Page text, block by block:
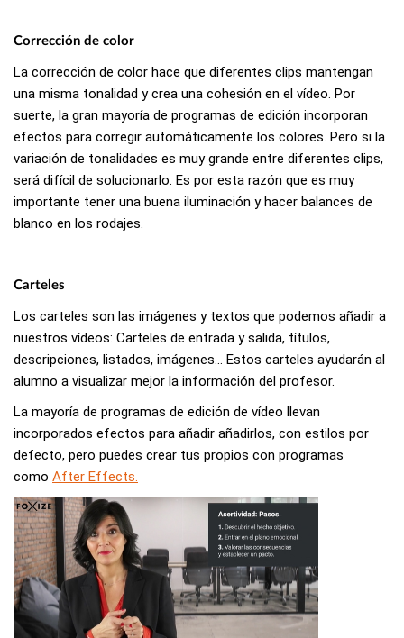
Corrección de color
La corrección de color hace que diferentes clips mantengan
una misma tonalidad y crea una cohesión en el vídeo. Por
suerte, la gran mayoría de programas de edición incorporan
efectos para corregir automáticamente los colores. Pero si la
variación de tonalidades es muy grande entre diferentes clips,
será difícil de solucionarlo. Es por esta razón que es muy
importante tener una buena iluminación y hacer balances de
blanco en los rodajes.
Carteles
Los carteles son las imágenes y textos que podemos añadir a
nuestros vídeos: Carteles de entrada y salida, títulos,
descripciones, listados, imágenes… Estos carteles ayudarán al
alumno a visualizar mejor la información del profesor.
La mayoría de programas de edición de vídeo llevan
incorporados efectos para añadir añadirlos, con estilos por
defecto, pero puedes crear tus propios con programas
como After Effects.